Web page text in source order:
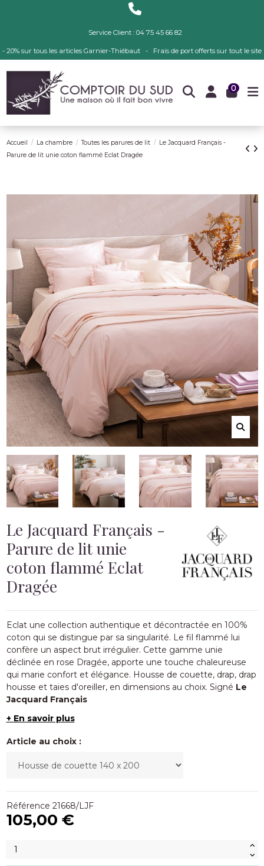
Service Client : 04 75 45 66 82
- 20% sur tous les articles Garnier-Thiébaut - Frais de port offerts sur tout le site
0
Accueil La chambre Toutes les parures de lit
Le Jacquard Français -
Parure de lit unie coton flammé Eclat Dragée
Le Jacquard Français -
Parure de lit unie
coton flammé Eclat
Dragée
Eclat une collection authentique et décontractée en 100%
coton qui se distingue par sa singularité. Le fil flammé lui
confère un aspect brut irrégulier. Cette gamme unie
déclinée en rose Dragée, apporte une touche chaleureuse
qui marie confort et élégance. Housse de couette, drap, drap
housse et taies d'oreiller, en dimensions au choix. Signé Le
Jacquard Français
+ En savoir plus
Article au choix :
Référence 21668/LJF
105,00 €